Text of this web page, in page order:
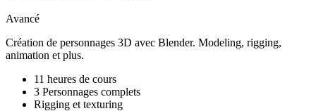
Avancé
Création de personnages 3D avec Blender. Modeling, rigging,
animation et plus.
11 heures de cours
3 Personnages complets
Rigging et texturing